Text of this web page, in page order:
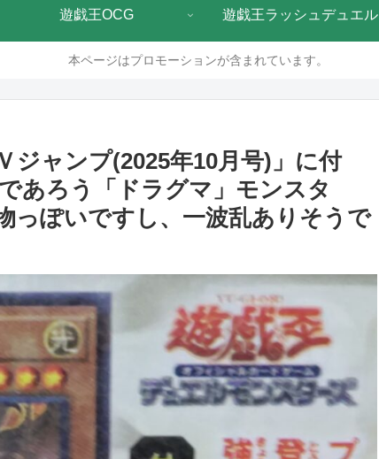
遊戯王OCG 遊戯王ラッシュデュエル
本ページはプロモーションが含まれています。
ジャンプ(2025年10月号)」に付
あろう「ドラグマ」モンスタ
っぽいですし、一波乱ありそうで